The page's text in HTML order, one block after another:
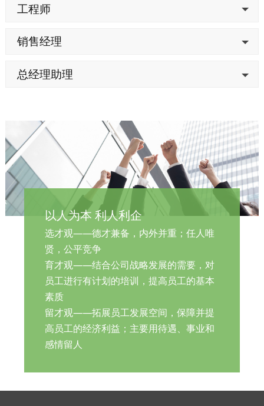
工程师
销售经理
总经理助理
以人为本 利人利企
选才观——德才兼备，内外并重；任人唯
贤，公平竞争
育才观——结合公司战略发展的需要，对
员工进行有计划的培训，提高员工的基本
素质
留才观——拓展员工发展空间，保障并提
高员工的经济利益；主要用待遇、事业和
感情留人